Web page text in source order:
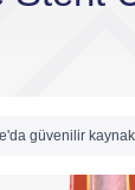
güvenilir